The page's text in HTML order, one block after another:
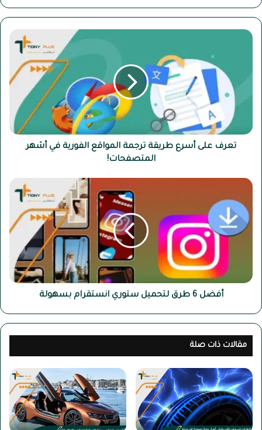
تعرف
المواقع
الفورية
أشهر
المتصفحات!
تعرف على أسرع طريقة ترجمة المواقع الفورية في أشهر
المتصفحات!
أفضل
طرق
لتحميل
ستوري
أفضل 6 طرق لتحميل ستوري انستقرام بسهولة
مقالات ذات صلة